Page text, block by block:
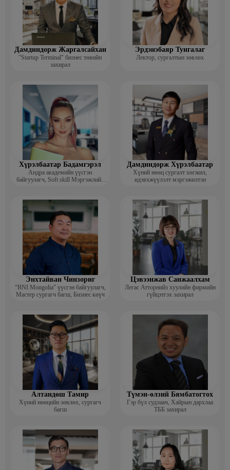
Дамдиндорж Жаргалсайхан
"Startup Terminal" бизнес төвийн
захирал
Эрдэнэбаяр Тунгалаг
Лектор, сургалтын зөвлөх
Хүрэлбаатар Бадамгэрэл
Андра академийн үүсгэн
байгуулагч, Soft skill Мэргэжлийн
Дамдиндорж Хүрэлбаатар
Хүний нөөц сургалт хөгжил,
идэвхжүүлэлт мэргэжилтэн
Энхтайван Чинзориг
“BNI Mongolia” үүсгэн байгуулагч,
Мастер сургагч багш, Бизнес көүч
Цэвээнжав Санжаалхам
Легас Атторнийз хуулийн фирмийн
гүйцэтгэх захирал
Алтандөш Тамир
Хүний нөөцийн зөвлөх, сургагч
багш
Түмэн-өлзий Бямбатогтох
Гэр бүл судлаач, Хайрын дархлаа
ТББ захирал